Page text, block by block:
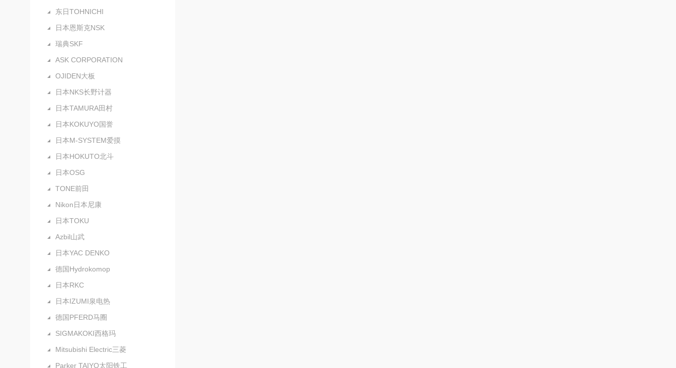
东日TOHNICHI
日本恩斯克NSK
瑞典SKF
ASK CORPORATION
OJIDEN大板
日本NKS长野计器
日本TAMURA田村
日本KOKUYO国誉
日本M-SYSTEM爱摸
日本HOKUTO北斗
日本OSG
TONE前田
Nikon日本尼康
日本TOKU
Azbil山武
日本YAC DENKO
德国Hydrokomop
日本RKC
日本IZUMI泉电热
德国PFERD马圈
SIGMAKOKI西格玛
Mitsubishi Electric三菱
Parker TAIYO太阳铁工